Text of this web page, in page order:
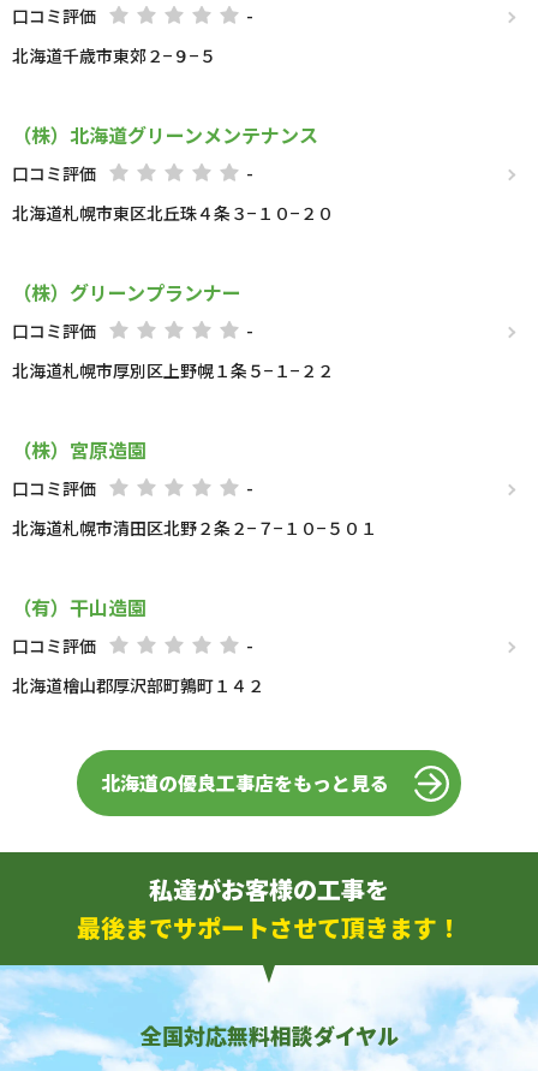
口コミ評価
-
北海道千歳市東郊２−９−５
（株）北海道グリーンメンテナンス
口コミ評価
-
北海道札幌市東区北丘珠４条３−１０−２０
（株）グリーンプランナー
口コミ評価
-
北海道札幌市厚別区上野幌１条５−１−２２
（株）宮原造園
口コミ評価
-
北海道札幌市清田区北野２条２−７−１０−５０１
（有）干山造園
口コミ評価
-
北海道檜山郡厚沢部町鶉町１４２
北海道の優良工事店をもっと見る
私達がお客様の工事を
最後までサポートさせて頂きます！
全国対応無料相談ダイヤル